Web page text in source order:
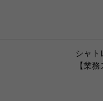
シャト
【業